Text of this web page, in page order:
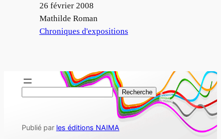
Date
26 février 2008
Auteur
Mathilde Roman
Par rapport à
Chroniques d'expositions
h
Recherche
Publié par les éditions NAIMA